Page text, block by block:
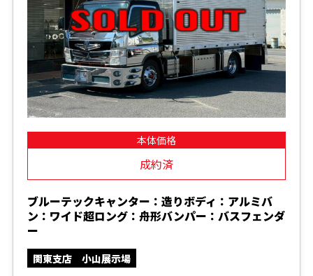
本体価格
成約済
ブルーテックキャンター：造りボディ：アルミバ
ン：ワイド超ロング：舟形バンパー：バスフェンダ
ー
関東支店 小山展示場